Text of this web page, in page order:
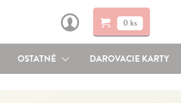
0 ks
OSTATNÉ DAROVACIE KARTY